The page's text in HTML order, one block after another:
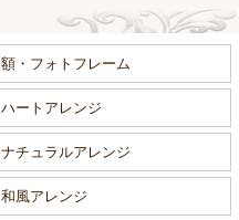
額・フォトフレーム
ハートアレンジ
ナチュラルアレンジ
和風アレンジ